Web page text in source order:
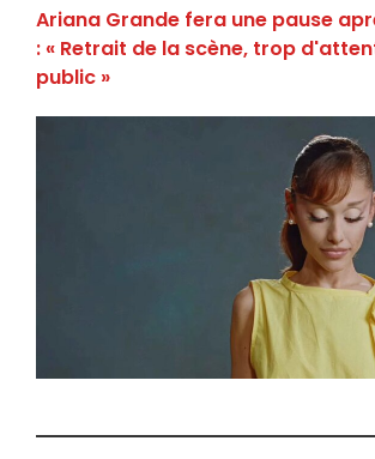
Ariana Grande fera une pause
: « Retrait de la scène, trop
public »